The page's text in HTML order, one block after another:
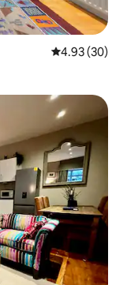
औसत रेटिंग 5 में
4.93 (30)